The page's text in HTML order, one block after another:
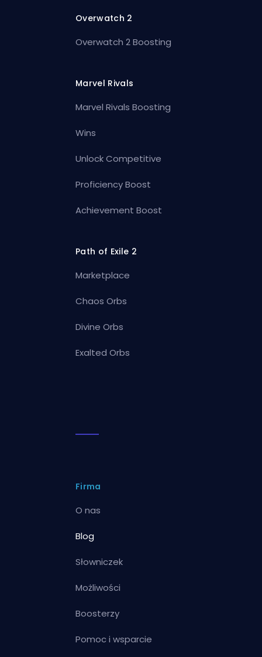
Overwatch 2
Overwatch 2 Boosting
Marvel Rivals
Marvel Rivals Boosting
Wins
Unlock Competitive
Proficiency Boost
Achievement Boost
Path of Exile 2
Marketplace
Chaos Orbs
Divine Orbs
Exalted Orbs
Firma
O nas
Blog
Słowniczek
Możliwości
Boosterzy
Pomoc i wsparcie